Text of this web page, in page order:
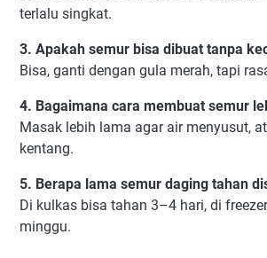
terlalu singkat.
3. Apakah semur bisa dibuat tanpa
Bisa, ganti dengan gula merah, tapi
4. Bagaimana cara membuat semur
Masak lebih lama agar air menyusut,
kentang.
5. Berapa lama semur daging tahan
Di kulkas bisa tahan 3–4 hari, di
minggu.